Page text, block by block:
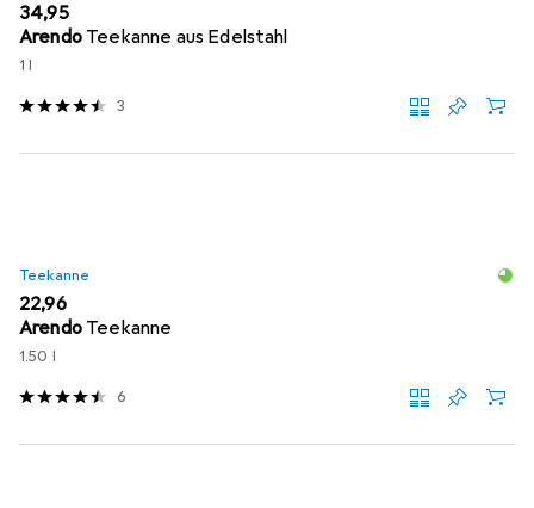
EUR
34,95
Arendo Teekanne aus Edelstahl
1 l
3
Teekanne
EUR
22,96
Arendo Teekanne
1.50 l
6